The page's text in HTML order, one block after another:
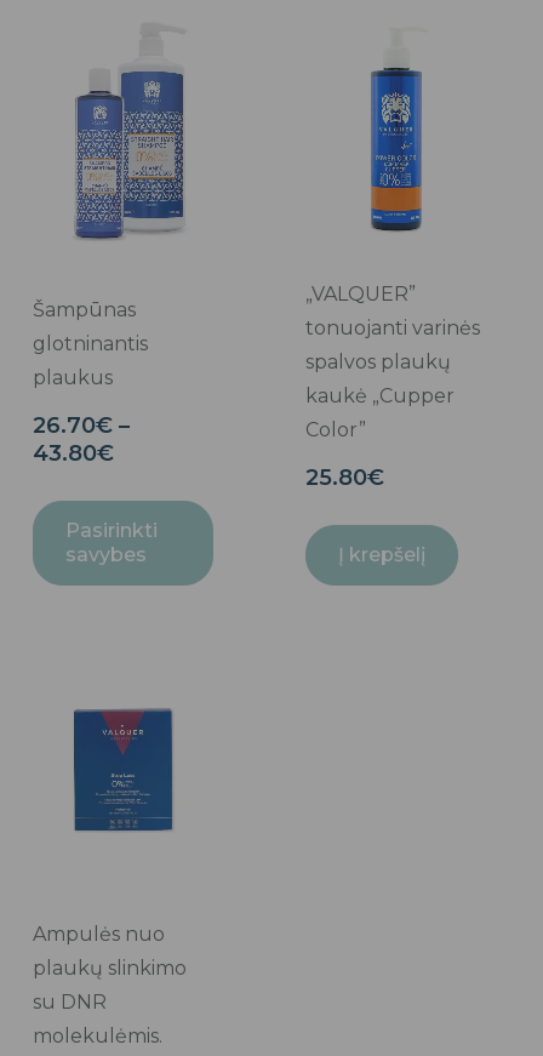
Šampūnas
glotninantis
plaukus
26.70€ –
43.80€
26.70€
through
43.80€
Pasirinkti
savybes
multiple
variants.
options
be
chosen
on
product
„VALQUER”
tonuojanti varinės
spalvos plaukų
kaukė „Cupper
Color”
25.80€
Į krepšelį
Ampulės nuo
plaukų slinkimo
su DNR
molekulėmis.